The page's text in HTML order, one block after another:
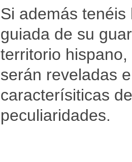
Si además
guiada de su
territorio
serán reveladas
caracterísiticas
peculiaridades.